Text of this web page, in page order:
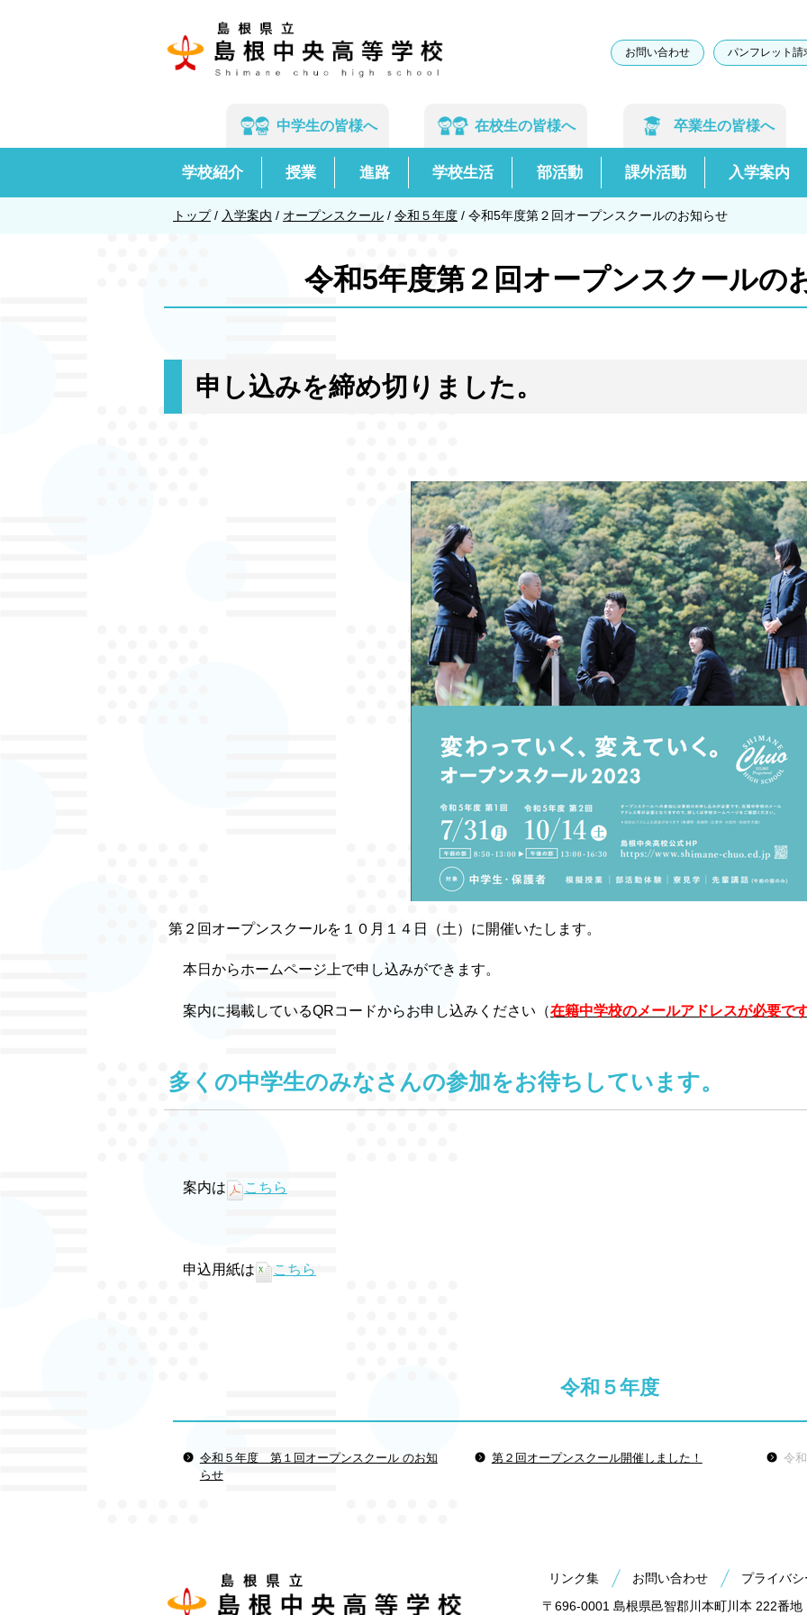
お問い合わせ パンフレット請
中学生の皆様へ 在校生の皆様へ 卒業生の皆様へ
学校紹介 授業 進路 学校生活 部活動 課外活動 入学案内
現
トップ/ 入学案内 / オープンスクール / 令和５年度 / 令和5年度第２回オープンスクールのお知らせ
令和5年度第２回オープンスクールの
申し込みを締め切りました。
第２回オープンスクールを１０月１４日（土）に開催いたします。
本日からホームページ上で申し込みができます。
案内に掲載しているQRコードからお申し込みください（在籍中学校のメールアドレスが必要で
多くの中学生のみなさんの参加をお待ちしています。
案内は こちら
申込用紙は こちら
令和５年度
令和５年度 第１回オープンスクール のお知
らせ
第２回オープンスクール開催しました！ 令
リンク集 お問い合わせ
プライバ
〒696-0001 島根県邑智郡川本町川本 222番地